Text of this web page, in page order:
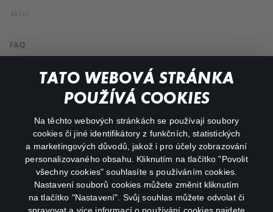
TATO WEBOVÁ STRÁNKA
POUŽÍVÁ COOKIES
Na těchto webových stránkách se používají soubory
cookies či jiné identifikátory z funkčních, statistických
a marketingových důvodů, jakož i pro účely zobrazování
personalizovaného obsahu. Kliknutím na tlačítko "Povolit
všechny cookies" souhlasíte s používáním cookies.
Nastavení souborů cookies můžete změnit kliknutím
na tlačítko "Nastavení". Svůj souhlas můžete odvolat či
Akční
FAQ
Můj účet
Důležité odkazy
facebookinstagram
youtube